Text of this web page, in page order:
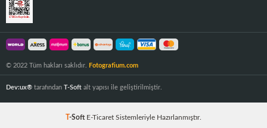
© 2022 Tüm hakları saklıdır. Fotografium.com
Dev:ux® tarafından T-Soft alt yapısı ile geliştirilmiştir.
T-Soft E-Ticaret Sistemleriyle Hazırlanmıştır.